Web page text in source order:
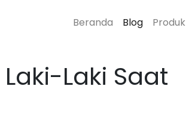
Beranda Blog Produk
Laki Saat